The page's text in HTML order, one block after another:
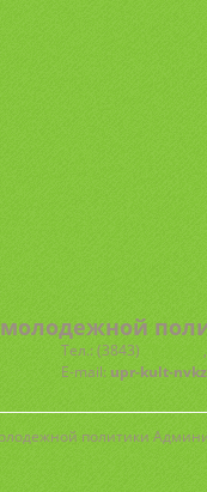
Тел.: (3843)
E-mail: upr-kult-
политики